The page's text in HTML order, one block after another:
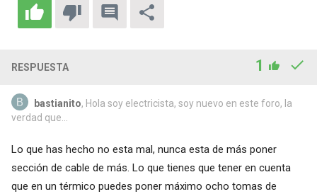
RESPUESTA 1
bastianito, Hola soy electricista, soy nuevo en este foro, la
verdad que...
Lo que has hecho no esta mal, nunca esta de más poner
sección de cable de más. Lo que tienes que tener en cuenta
que en un térmico puedes poner máximo ocho tomas de